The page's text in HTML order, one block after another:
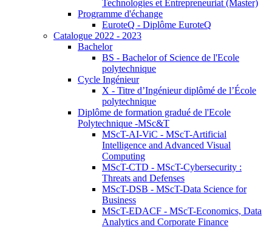
Technologies et Entrepreneuriat (Master)
Programme d'échange
EuroteQ - Diplôme EuroteQ
Catalogue 2022 - 2023
Bachelor
BS - Bachelor of Science de l'Ecole
polytechnique
Cycle Ingénieur
X - Titre d’Ingénieur diplômé de l’École
polytechnique
Diplôme de formation gradué de l'Ecole
Polytechnique -MSc&T
MScT-AI-ViC - MScT-Artificial
Intelligence and Advanced Visual
Computing
MScT-CTD - MScT-Cybersecurity :
Threats and Defenses
MScT-DSB - MScT-Data Science for
Business
MScT-EDACF - MScT-Economics, Data
Analytics and Corporate Finance